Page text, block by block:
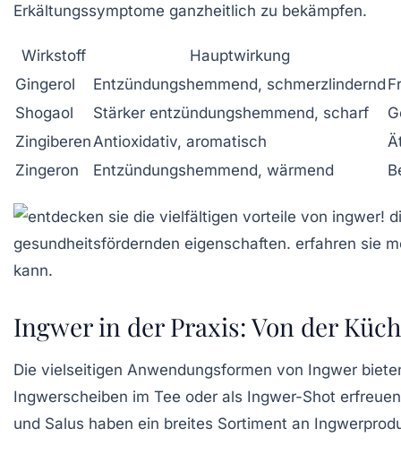
Erkältungssymptome ganzheitlich zu bekämpfen.
Wirkstoff
Hauptwirkung
Gingerol
Entzündungshemmend, schmerzlindernd
Shogaol
Stärker entzündungshemmend, scharf
Zingiberen Antioxidativ, aromatisch
Zingeron
Entzündungshemmend, wärmend
Ingwer in der Praxis: Von der
Die vielseitigen Anwendungsformen von Ingwer
Ingwerscheiben im Tee oder als Ingwer-Shot
und Salus haben ein breites Sortiment an